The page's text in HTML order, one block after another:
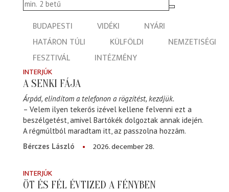
BUDAPESTI VIDÉKI
NYÁRI
HATÁRON TÚLI
KÜLFÖLDI
NEMZETISÉGI
FESZTIVÁL
INTÉZMÉNY
INTERJÚK
A SENKI FÁJA
Árpád, elindítom a telefonon a rögzítést, kezdjük.
– Velem ilyen tekerős izével kellene felvenni ezt a
beszélgetést, amivel Bartókék dolgoztak annak idején.
A régmúltból maradtam itt, az passzolna hozzám.
Bérczes László
2026. december 28.
INTERJÚK
ÖT ÉS FÉL ÉVTIZED A FÉNYBEN